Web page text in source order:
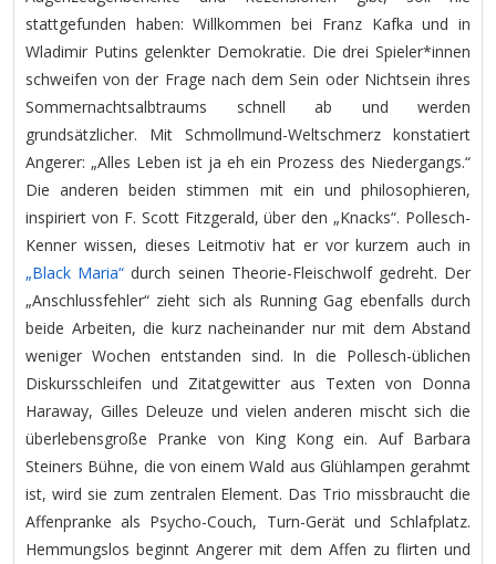
stattgefunden haben: Willkommen bei Franz Kafka und in
Wladimir Putins gelenkter Demokratie. Die drei Spieler*innen
schweifen von der Frage nach dem Sein oder Nichtsein ihres
Sommernachtsalbtraums schnell ab und werden
grundsätzlicher. Mit Schmollmund-Weltschmerz konstatiert
Angerer: „Alles Leben ist ja eh ein Prozess des Niedergangs.“
Die anderen beiden stimmen mit ein und philosophieren,
inspiriert von F. Scott Fitzgerald, über den „Knacks“. Pollesch-
Kenner wissen, dieses Leitmotiv hat er vor kurzem auch in
„Black Maria“ durch seinen Theorie-Fleischwolf gedreht. Der
„Anschlussfehler“ zieht sich als Running Gag ebenfalls durch
beide Arbeiten, die kurz nacheinander nur mit dem Abstand
weniger Wochen entstanden sind. In die Pollesch-üblichen
Diskursschleifen und Zitatgewitter aus Texten von Donna
Haraway, Gilles Deleuze und vielen anderen mischt sich die
überlebensgroße Pranke von King Kong ein. Auf Barbara
Steiners Bühne, die von einem Wald aus Glühlampen gerahmt
ist, wird sie zum zentralen Element. Das Trio missbraucht die
Affenpranke als Psycho-Couch, Turn-Gerät und Schlafplatz.
Hemmungslos beginnt Angerer mit dem Affen zu flirten und